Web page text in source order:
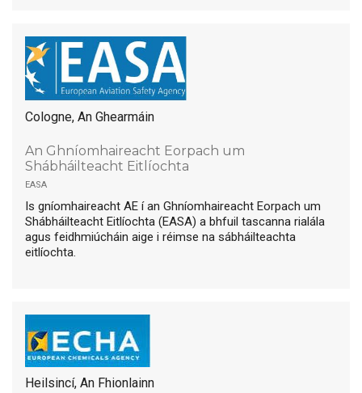
Cologne, An Ghearmáin
An Ghníomhaireacht Eorpach um
Shábháilteacht Eitlíochta
easa
Is gníomhaireacht AE í an Ghníomhaireacht Eorpach um
Shábháilteacht Eitlíochta (EASA) a bhfuil tascanna rialála
agus feidhmiúcháin aige i réimse na sábháilteachta
eitlíochta.
Heilsincí, An Fhionlainn